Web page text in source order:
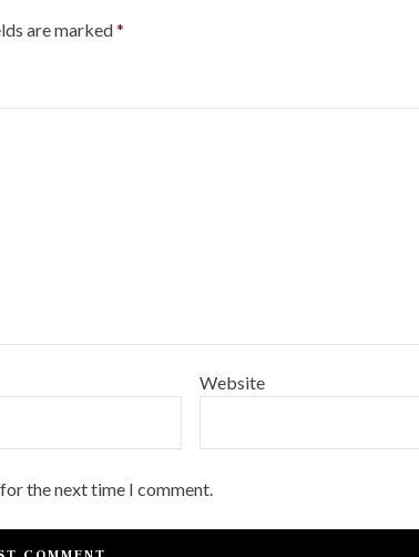
are marked*
Website
the next time I comment.